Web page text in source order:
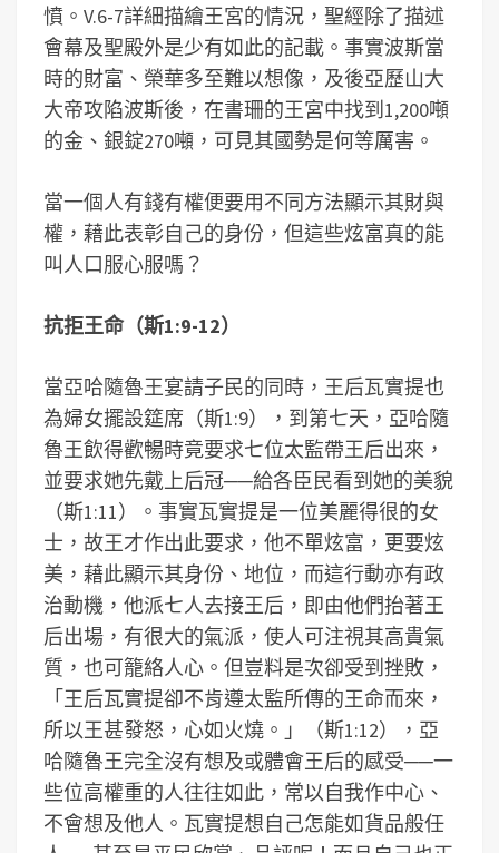
憤。V.6-7詳細描繪王宮的情況，聖經除了描述
會幕及聖殿外是少有如此的記載。事實波斯當
時的財富、榮華多至難以想像，及後亞歷山大
大帝攻陷波斯後，在書珊的王宮中找到1,200噸
的金、銀錠270噸，可見其國勢是何等厲害。
當一個人有錢有權便要用不同方法顯示其財與
權，藉此表彰自己的身份，但這些炫富真的能
叫人口服心服嗎？
抗拒王命（斯1:9-12）
當亞哈隨魯王宴請子民的同時，王后瓦實提也
為婦女擺設筵席（斯1:9），到第七天，亞哈隨
魯王飲得歡暢時竟要求七位太監帶王后出來，
並要求她先戴上后冠──給各臣民看到她的美貌
（斯1:11）。事實瓦實提是一位美麗得很的女
士，故王才作出此要求，他不單炫富，更要炫
美，藉此顯示其身份、地位，而這行動亦有政
治動機，他派七人去接王后，即由他們抬著王
后出場，有很大的氣派，使人可注視其高貴氣
質，也可籠絡人心。但豈料是次卻受到挫敗，
「王后瓦實提卻不肯遵太監所傳的王命而來，
所以王甚發怒，心如火燒。」（斯1:12），亞
哈隨魯王完全沒有想及或體會王后的感受──一
些位高權重的人往往如此，常以自我作中心、
不會想及他人。瓦實提想自己怎能如貨品般任